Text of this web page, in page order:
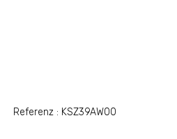
Referenz : KSZ39AW00